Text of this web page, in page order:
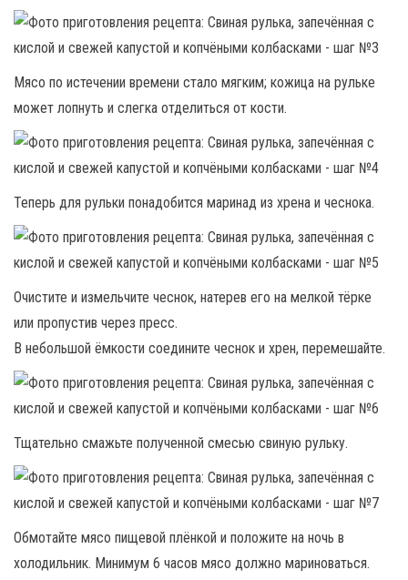
Мясо по истечении времени стало мягким; кожица на рульке
может лопнуть и слегка отделиться от кости.
Теперь для рульки понадобится маринад из хрена и чеснока.
Очистите и измельчите чеснок, натерев его на мелкой тёрке
или пропустив через пресс.
В небольшой ёмкости соедините чеснок и хрен, перемешайте.
Тщательно смажьте полученной смесью свиную рульку.
Обмотайте мясо пищевой плёнкой и положите на ночь в
холодильник. Минимум 6 часов мясо должно мариноваться.